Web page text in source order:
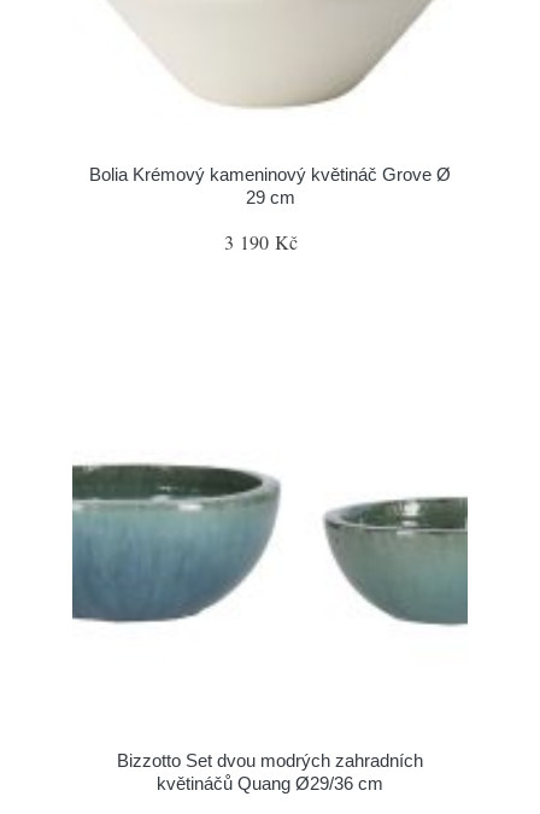
Bolia Krémový kameninový květináč Grove Ø
29 cm
3 190 Kč
Bizzotto Set dvou modrých zahradních
květináčů Quang Ø29/36 cm